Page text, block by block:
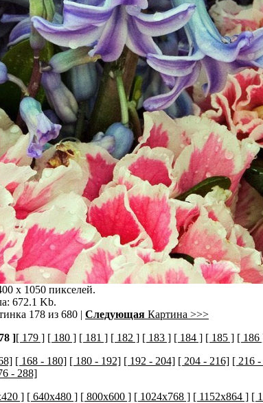
x 1050 пикселей.
672.1 Kb.
178 из 680 | Следующая Картина >>>
][ 179 ] [ 180 ] [ 181 ] [ 182 ] [ 183 ] [ 184 ] [ 185 ] [ 186
[ 168 - 180] [ 180 - 192] [ 192 - 204] [ 204 - 216] [ 216
- 288]
] [ 640x480 ] [ 800x600 ] [ 1024x768 ] [ 1152x864 ] [